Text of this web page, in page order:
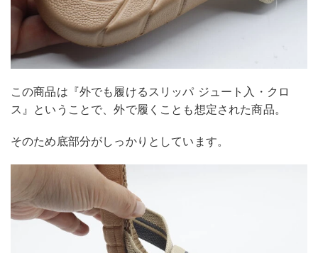
この商品は『外でも履けるスリッパ ジュート入・クロ
ス』ということで、外で履くことも想定された商品。
そのため底部分がしっかりとしています。